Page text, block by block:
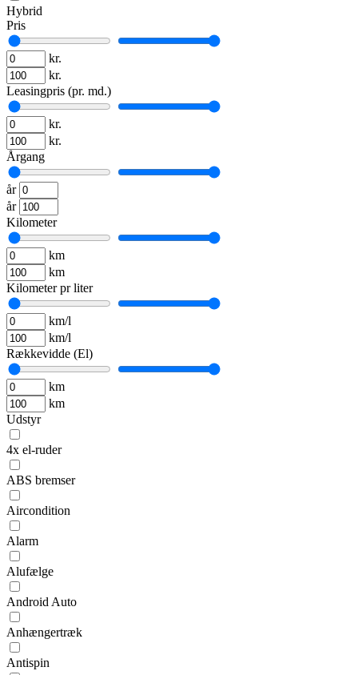
Hybrid
Pris
kr.
kr.
Leasingpris (pr. md.)
kr.
kr.
Årgang
år
år
Kilometer
km
km
Kilometer pr liter
km/l
km/l
Rækkevidde (El)
km
km
Udstyr
4x el-ruder
ABS bremser
Aircondition
Alarm
Alufælge
Android Auto
Anhængertræk
Antispin